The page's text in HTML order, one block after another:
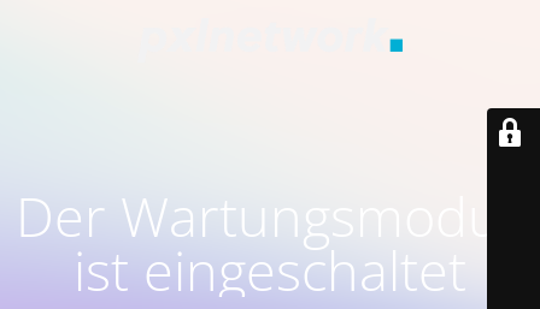
Der Wartungsmodus
ist eingeschaltet